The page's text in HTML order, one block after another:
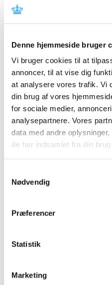
Denne hjemmeside bruger
Vi bruger cookies til at
annoncer, til at vise dig
at analysere vores trafik. Vi
din brug af vores
for sociale medier,
analysepartnere. Vores
data med andre
de har indsamlet fra din
Nødvendig
Præferencer
Statistik
Marketing
2025 (158)
2024 (224)
2022 (197)
2021 (516)
december (50)
november (51)
oktober (45)
september (57)
august (33)
juli (45)
april (31)
februar (33)
2019 (159)
2017 (167)